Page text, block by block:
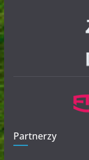
Partnerzy